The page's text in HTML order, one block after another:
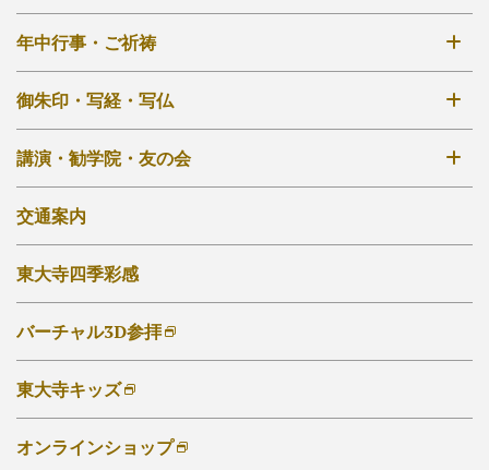
鎌倉再建
江戸再興
明治から現在
拝観時間・拝観料
境内案内図
大仏殿
法華堂（三月堂）
その他のお堂
年中行事・ご祈祷
年中行事一覧
秘仏開扉について
ご祈祷について
御朱印・写経・写仏
御朱印について
写経・写仏について
ご自宅でのお写経・写仏
講演・勧学院・友の会
講演会・催事
東大寺勧学院
東大寺友の会
大仏奉賛会
外部リンク他
交通案内
東大寺四季彩感
バーチャル3D参拝
東大寺キッズ
オンラインショップ